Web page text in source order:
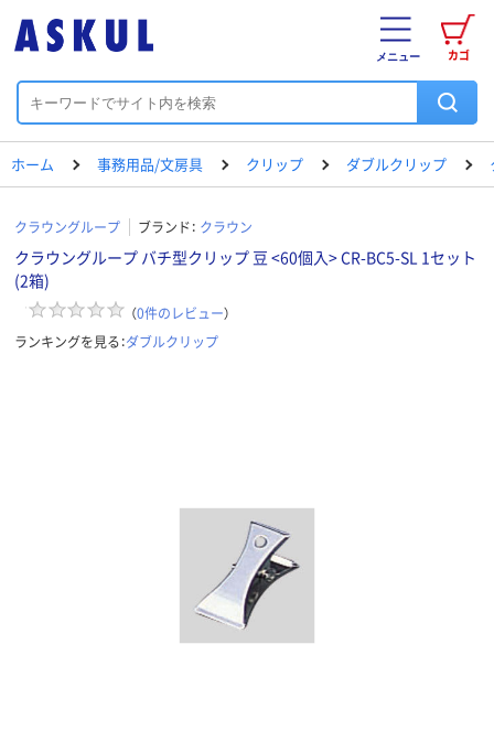
カゴ
メニュー
ホーム 事務用品/文房具 クリップ ダブルクリップ
クラウングループ ブランド： クラウン
クラウングループ バチ型クリップ 豆 <60個入> CR-BC5-SL 1セット
(2箱)
（0件のレビュー）
ランキングを見る：ダブルクリップ